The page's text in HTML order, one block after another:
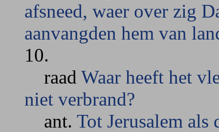
afsneed, waer over zig
aanvangden hem van
10.
raad Waar heeft het
niet verbrand?
ant. Tot Jerusalem als